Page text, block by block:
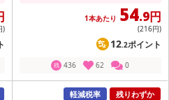
)
1本あたり 54.9円
(216円)
12.2ポイント
残 436 62 0
軽減税率 残りわずか